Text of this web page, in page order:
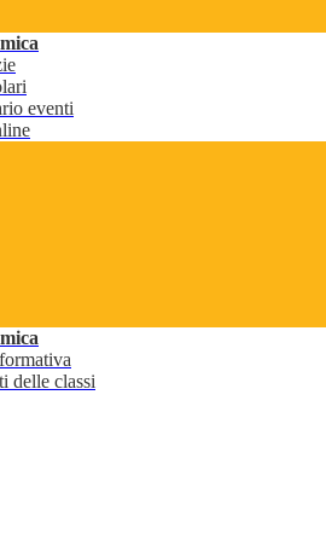
eventi
delle classi